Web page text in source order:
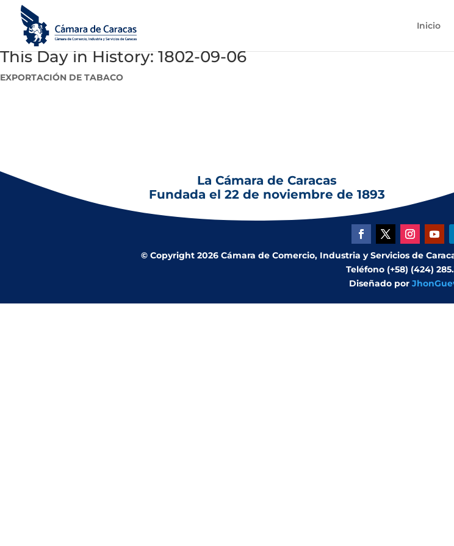
Inicio
This Day in History: 1802-09-06
EXPORTACIÓN DE TABACO
La Cámara de Caracas
Fundada el 22 de noviembre de 1893
© Copyright 2026 Cámara de Comercio, Industria y Servicios de
Teléfono (+58) (424)
Diseñado por